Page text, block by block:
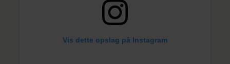
Vis dette opslag på Instagram